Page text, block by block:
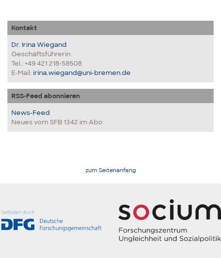
Kontakt
Dr. Irina Wiegand
Geschäftsführerin
Tel.: +49 421 218-58508
E-Mail: irina.wiegand@uni-bremen.de
RSS-Feed abonnieren
News-Feed
Neues vom SFB 1342 im Abo
zum Seitenanfang